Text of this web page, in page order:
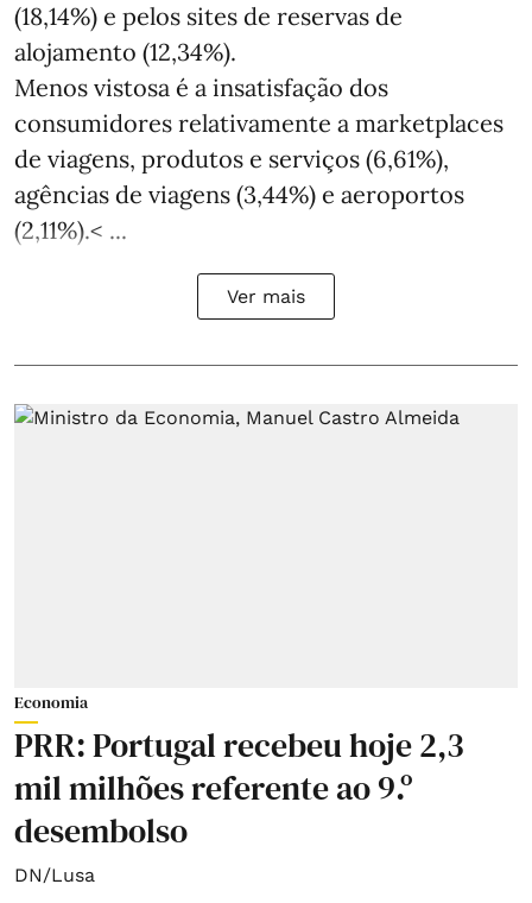
(18,14%) e pelos sites de reservas de
alojamento (12,34%).
Menos vistosa é a insatisfação dos
consumidores relativamente a marketplaces
de viagens, produtos e serviços (6,61%),
agências de viagens (3,44%) e aeroportos
(2,11%).< ...
Ver mais
Economia
PRR: Portugal recebeu hoje 2,3
mil milhões referente ao 9.º
desembolso
DN/Lusa